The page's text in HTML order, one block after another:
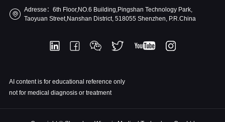
Adresse：6th Floor,NO.6 Building,Pingshan Technology Park,
Taoyuan Street,Nanshan District, 518055 Shenzhen, P.R.China
AI content is for educational reference only
not for medical diagnosis or treatment